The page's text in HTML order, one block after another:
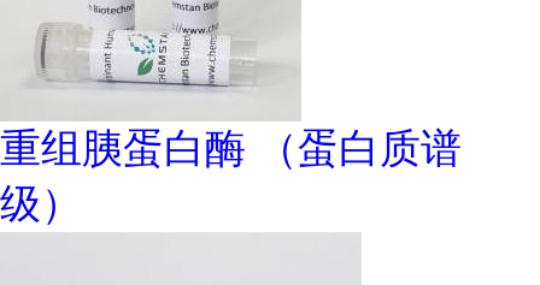
重组胰蛋白酶 （蛋白质谱
级）